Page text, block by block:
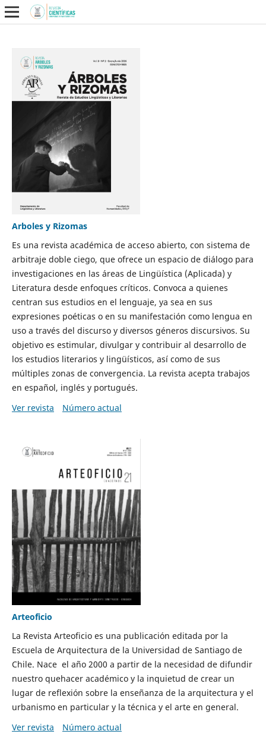
Arboles y Rizomas
Es una revista académica de acceso abierto, con sistema de
arbitraje doble ciego, que ofrece un espacio de diálogo para
investigaciones en las áreas de Lingüística (Aplicada) y
Literatura desde enfoques críticos. Convoca a quienes
centran sus estudios en el lenguaje, ya sea en sus
expresiones poéticas o en su manifestación como lengua en
uso a través del discurso y diversos géneros discursivos. Su
objetivo es estimular, divulgar y contribuir al desarrollo de
los estudios literarios y lingüísticos, así como de sus
múltiples zonas de convergencia. La revista acepta trabajos
en español, inglés y portugués.
Ver revista
Número actual
Arteoficio
La Revista Arteoficio es una publicación editada por la
Escuela de Arquitectura de la Universidad de Santiago de
Chile. Nace el año 2000 a partir de la necesidad de difundir
nuestro quehacer académico y la inquietud de crear un
lugar de reflexión sobre la enseñanza de la arquitectura y el
urbanismo en particular y la técnica y el arte en general.
Ver revista
Número actual